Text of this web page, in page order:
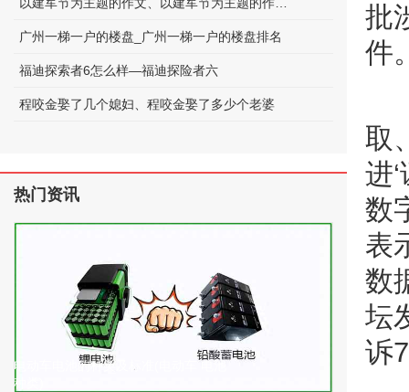
批
件
取
进
数
表
数
坛
诉
广州一梯一户的楼盘_广州一梯一户的楼盘排名
福迪探索者6怎么样—福迪探险者六
程咬金娶了几个媳妇、程咬金娶了多少个老婆
热门资讯
电动车电池的种类及标准(电动车 电池
种类)